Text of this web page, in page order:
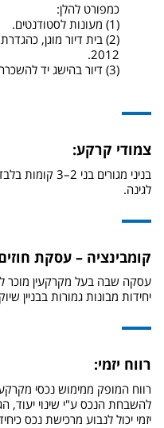
כמפורט להלן:
(1) מעונות לסטודנטים.
(2) בית דיור מוגן,
2012.
(3) דיור בהישג יד להשכרה. "
צמודי קרקע:
בניני מגורים
לגינה.
קומבינציה – עסקת
עסקה שבה בעל מקרקעין מוכר
יחידות מבונות גמורות בבניין
רווח יזמי:
רווח המופק ממימוש נכסי
להשבחת הנכס ע"י שינוי יעוד,
יזמי יכול לנבוע מרכישת נכס